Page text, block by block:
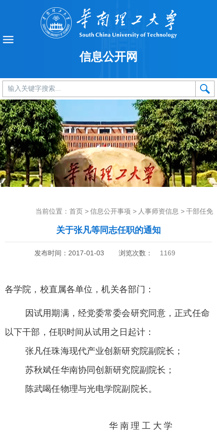
信息公开网
当前位置： 首页 > 信息公开事项 > 人事师资信息 > 干部任免
关于张凡等同志任职的通知
发布时间：2017-01-03 浏览次数： 1169
各学院，校直属各单位，机关各部门：
因试用期满，经党委常委会研究同意，正式任命
以下干部，任职时间从试用之日起计：
张凡任珠海现代产业创新研究院副院长；
苏秋斌任华南协同创新研究院副院长；
陈武喝任物理与光电学院副院长。
华南理工大学